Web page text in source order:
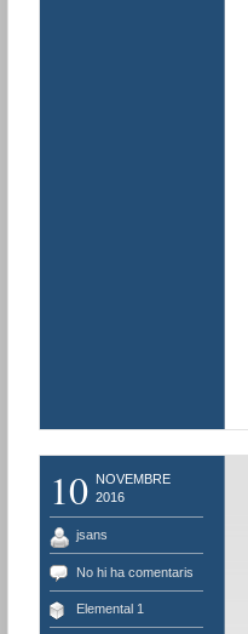
10
NOVEMBRE
2016
jsans
No hi ha comentaris
Elemental 1